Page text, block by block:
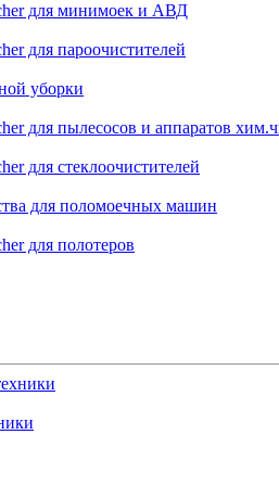
для минимоек и АВД
для пароочистителей
уборки
для пылесосов и аппаратов
для стеклоочистителей
для поломоечных машин
для полотеров